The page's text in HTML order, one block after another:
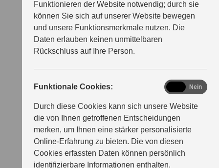
Funktionieren der Website notwendig; durch sie
können Sie sich auf unserer Website bewegen
und unsere Funktionsmerkmale nutzen. Die
Daten erlauben keinen unmittelbaren
Rückschluss auf Ihre Person.
Funktionale Cookies:
Durch diese Cookies kann sich unsere Website
die von Ihnen getroffenen Entscheidungen
merken, um Ihnen eine stärker personalisierte
Online-Erfahrung zu bieten. Die von diesen
Cookies erfassten Daten können persönlich
identifizierbare Informationen enthalten.
functional
Nein